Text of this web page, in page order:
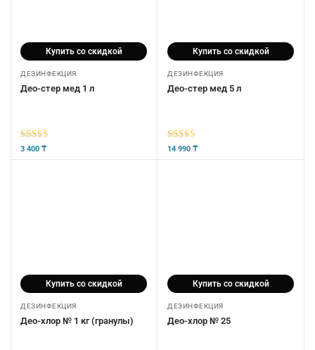
Купить со скидкой
ДЕЗИНФЕКЦИЯ
Део-стер мед 1 л
5 из 5
3 400 ₸
Купить со скидкой
ДЕЗИНФЕКЦИЯ
Део-стер мед 5 л
5из 5
14 990 ₸
Купить со скидкой
ДЕЗИНФЕКЦИЯ
Део-хлор № 1 кг (гранулы)
Купить со скидкой
ДЕЗИНФЕКЦИЯ
Део-хлор № 25